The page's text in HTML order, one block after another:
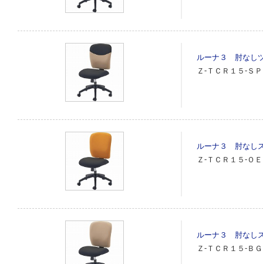
ルーナ３ 肘なし
Ｚ‐ＴＣＲ１５‐Ｓ
ルーナ３ 肘なし
Ｚ‐ＴＣＲ１５‐ＯＥ
ルーナ３ 肘なし
Ｚ‐ＴＣＲ１５‐ＢＧ